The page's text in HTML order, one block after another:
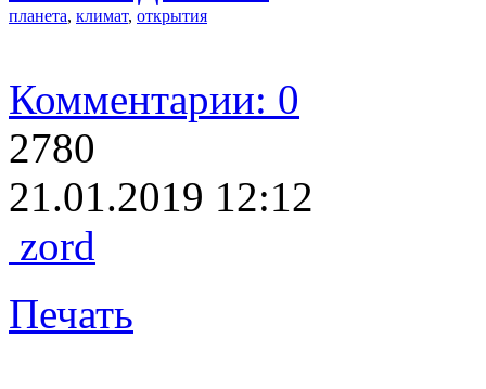
планета, климат, открытия
Комментарии: 0
2780
21.01.2019 12:12
zord
Печать